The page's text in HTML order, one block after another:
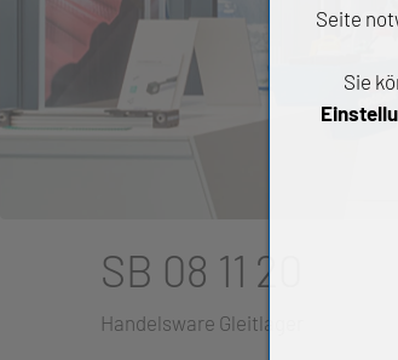
SB 08 11 20
Handelsware Gleitlager
Seite
Sie